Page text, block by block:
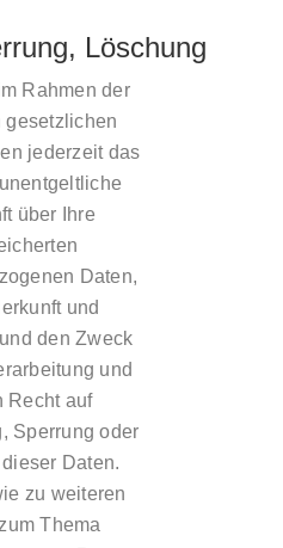
Löschung
Rahmen der
gesetzlichen
jederzeit das
über Ihre
Daten,
und
den Zweck
und
Recht auf
Sperrung oder
Daten.
zu weiteren
Thema